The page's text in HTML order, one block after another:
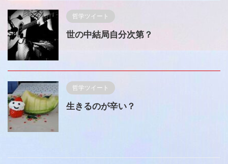
哲学ツイート
世の中結局自分次第？
哲学ツイート
生きるのが辛い？